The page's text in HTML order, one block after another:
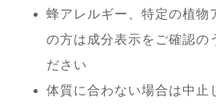
蜂アレルギー、特定の植物
の方は成分表示をご確認の
ださい
体質に合わない場合は中止